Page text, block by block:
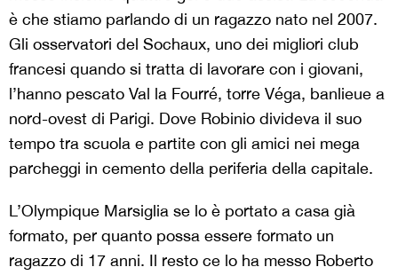
è che stiamo parlando di un ragazzo nato nel 2007.
Gli osservatori del Sochaux, uno dei migliori club
francesi quando si tratta di lavorare con i giovani,
l’hanno pescato Val la Fourré, torre Véga, banlieue a
nord-ovest di Parigi. Dove Robinio divideva il suo
tempo tra scuola e partite con gli amici nei mega
parcheggi in cemento della periferia della capitale.
L’Olympique Marsiglia se lo è portato a casa già
formato, per quanto possa essere formato un
ragazzo di 17 anni. Il resto ce lo ha messo Roberto